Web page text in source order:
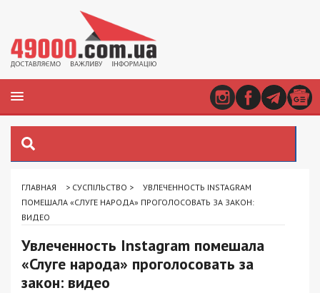
ГЛАВНАЯ > СУСПІЛЬСТВО >
УВЛЕЧЕННОСТЬ INSTAGRAM
ПОМЕШАЛА «СЛУГЕ НАРОДА» ПРОГОЛОСОВАТЬ ЗА ЗАКОН:
ВИДЕО
Увлеченность Instagram помешала
«Слуге народа» проголосовать за
закон: видео